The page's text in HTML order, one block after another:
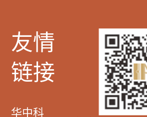
友情
链接
华中科